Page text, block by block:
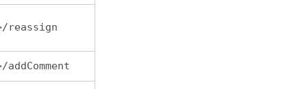
reassign